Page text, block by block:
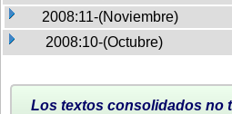
2008:11-(Noviembre)
2008:10-(Octubre)
Los textos consolidados no